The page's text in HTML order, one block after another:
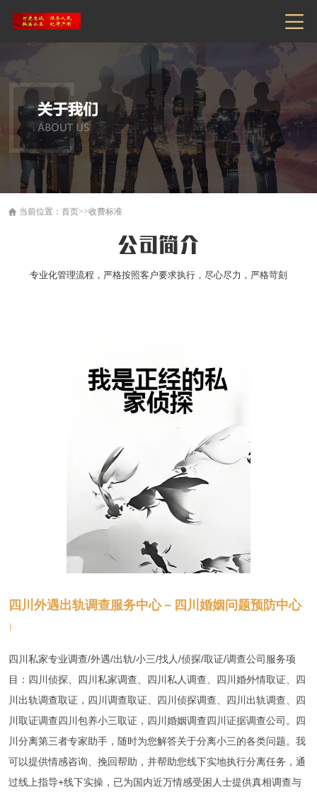
当前位置：首页>>收费标准
公司简介
专业化管理流程，严格按照客户要求执行，尽心尽力，严格苛刻
四川外遇出轨调查服务中心－四川婚姻问题预防中心
}
四川私家专业调查/外遇/出轨/小三/找人/侦探/取证/调查公司服务项
目： 四川 侦探、 四川 私家调查、 四川 私人调查、 四川 婚外情取证、 四
川 出轨调查取证， 四川 调查取证、 四川 侦探调查、 四川 出轨调查、 四
川 取证调查四川 包养小三取证， 四川 婚姻调查四川 证据调查公司。 四
川 分离第三者专家助手，随时为您解答关于分离小三的各类问题。我
可以提供情感咨询、挽回帮助，并帮助您线下实地执行分离任务，通
过线上指导+线下实操，已为国内近万情感受困人士提供真相调查与